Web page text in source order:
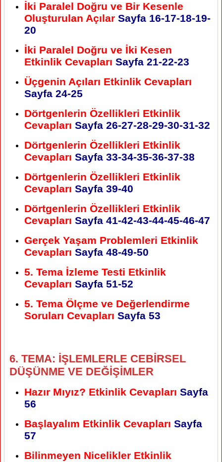
İki Paralel Doğru ve Bir Kesenle
Oluşturulan Açılar Sayfa 16-17-18-19-
20
İki Paralel Doğru ve İki Kesen
Etkinlik Cevapları Sayfa 21-22-23
Üçgenin Açıları Etkinlik Cevapları
Sayfa 24-25
Dörtgenlerin Özellikleri Etkinlik
Cevapları Sayfa 26-27-28-29-30-31-32
Dörtgenlerin Özellikleri Etkinlik
Cevapları Sayfa 33-34-35-36-37-38
Dörtgenlerin Özellikleri Etkinlik
Cevapları Sayfa 39-40
Dörtgenlerin Özellikleri Etkinlik
Cevapları Sayfa 41-42-43-44-45-46-47
Gerçek Yaşam Problemleri Etkinlik
Cevapları Sayfa 48-49-50
5. Tema İzleme Testi Etkinlik
Cevapları Sayfa 51-52
5. Tema Ölçme ve Değerlendirme
Soruları Cevapları Sayfa 53
6. TEMA: İŞLEMLERLE CEBİRSEL
DÜŞÜNME VE DEĞİŞİMLER
Hazır Mıyız? Etkinlik Cevapları Sayfa
56
Başlayalım Etkinlik Cevapları Sayfa
57
Bilinmeyen Nicelikler Etkinlik